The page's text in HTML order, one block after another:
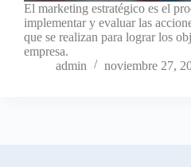
El marketing estratégico es el
implementar y evaluar las
que se realizan para lograr los
empresa.
admin
noviembre 27,